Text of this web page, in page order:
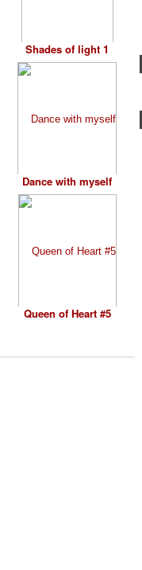
Shades of light 1
Dance with myself
Queen of Heart #5